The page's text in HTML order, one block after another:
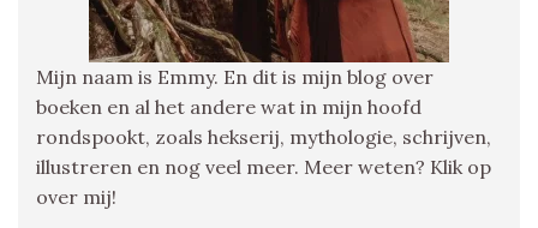
Mijn naam is Emmy. En dit is mijn blog over
boeken en al het andere wat in mijn hoofd
rondspookt, zoals hekserij, mythologie, schrijven,
illustreren en nog veel meer. Meer weten? Klik op
over mij!